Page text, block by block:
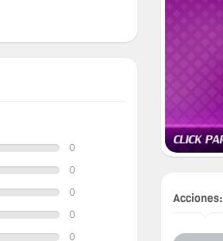
0
0
0
0
0
Acciones: